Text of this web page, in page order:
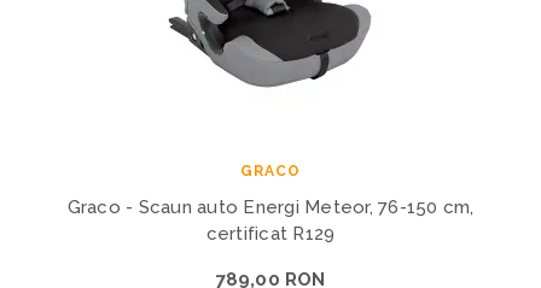
GRACO
Graco - Scaun auto Energi Meteor, 76-150 cm,
certificat R129
789,00 RON